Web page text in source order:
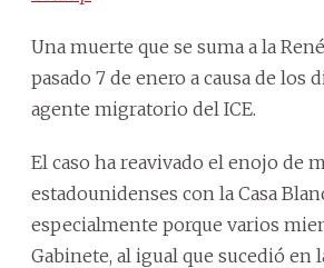
Una muerte que se suma a la
pasado 7 de enero a causa de los
agente migratorio del ICE.
El caso ha reavivado el enojo de
estadounidenses con la Casa
especialmente porque varios
Gabinete, al igual que sucedió en